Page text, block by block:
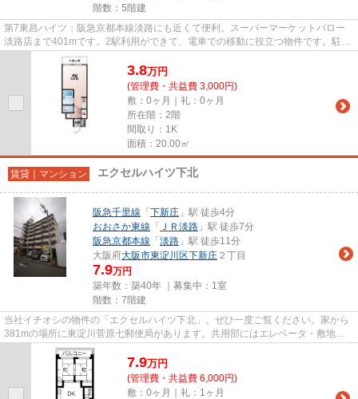
階数：5階建
第7東昌ハイツ：阪急京都本線淡路にも近くて便利。スーパーマーケットバロー
淡路店まで401mです。2駅利用ができて、電車での移動に役立つ物件です。駐車
場まで100mのマンション、いか...
3.8万円
(管理費・共益費 3,000円)
敷：0ヶ月｜礼：0ヶ月
所在階：2階
間取り：1K
面積：20.00㎡
賃貸｜マンション エクセルハイツ下北
阪急千里線 「 下新庄 」駅 徒歩4分
おおさか東線 「 ＪＲ淡路 」駅 徒歩7分
阪急京都本線 「 淡路 」駅 徒歩11分
大阪府大阪市東淀川区下新庄 ２丁目
7.9万円
築年数：築40年 ｜募集中： 1室
階数：7階建
当社イチオシの物件の「エクセルハイツ下北」。ぜひ一度ご覧ください。家から
381mの場所に東淀川菅原七郵便局があります。共用部にはエレベータ・敷地内
ごみ置き場など様々な設備やサ...
7.9万円
(管理費・共益費 6,000円)
敷：0ヶ月｜礼：1ヶ月